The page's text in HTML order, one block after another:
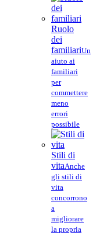
Ruolo
dei
familiariUn
aiuto ai
familiari
per
commettere
meno
errori
possibile
Stili di
vitaAnche
gli stili di
vita
concorrono
a
migliorare
la propria